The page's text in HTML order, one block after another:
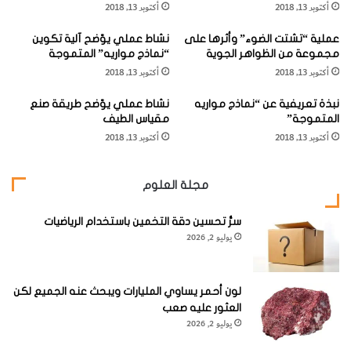
أيامها) بتشييدهما أولى طائراتهما.
وعلى الطرقات تتوجت جهود تطوير محرك الإحتراق الداخلي
الإنتاج في الصناعة.
السفن المبحرة بين الساحلين الشرقي والغربي للقارة الأمريكية
website_ksag
ه
و
س
"
ا
ف
ل
ك
ة
أكتوبر 13, 2018 أكتوبر 13, 2018
عملية “تشتت الضوء” وأثرها على
مجموعة من الظواهر الجوية
أكتوبر 13, 2018
نشاط عملي يوّضح آلية تكوين
“نماذج مواريه” المتموجة
أكتوبر 13, 2018
نبذة تعريفية عن “نماذج مواريه
المتموجة”
أكتوبر 13, 2018
نشاط عملي يوّضح طريقة صنع
مقياس الطيف
أكتوبر 13, 2018
مجلة العلوم
سرُّ تحسين دقة التخمين باستخدام الرياضيات
يوليو 2, 2026
لون أحمر يساوي المليارات ويبحث عنه الجميع لكن
العثور عليه صعب
يوليو 2, 2026